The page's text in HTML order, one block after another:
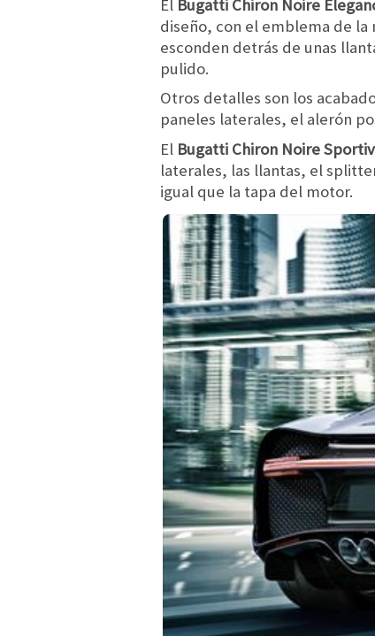
El Bugatti Chiron Noire
diseño, con el emblema de la
esconden detrás de unas
pulido.
Otros detalles son los
paneles laterales, el alerón
El Bugatti Chiron Noire
laterales, las llantas, el
igual que la tapa del motor.